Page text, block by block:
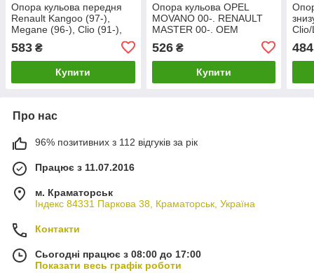
Опора кульова передня
Renault Kangoo (97-),
Megane (96-), Clio (91-),
10RN2001
583 ₴
Купити
Опора кульова OPEL
MOVANO 00-. RENAULT
MASTER 00-. OEM
10RN1112
526₴
Купити
484
Про нас
96% позитивних з 112 відгуків за рік
Працює з 11.07.2016
м. Краматорськ
Індекс 84331 Паркова 38, Краматорськ, Україна
Контакти
Сьогодні працює з 08:00 до 17:00
Показати весь графік роботи